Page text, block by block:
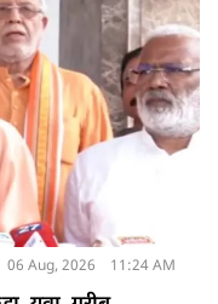
06 Aug, 2026 11:24 AM